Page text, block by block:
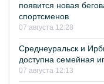
появится новая
спортсменов
07 августа 12:28
Среднеуральск и
доступна семейная
07 августа 12:13